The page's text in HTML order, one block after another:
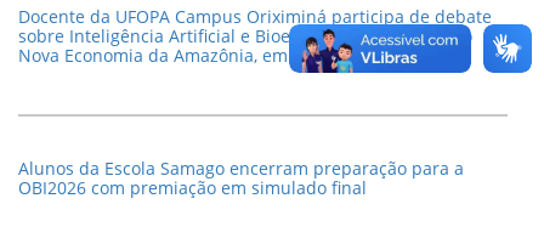
Docente da UFOPA Campus Oriximiná participa de debate
sobre Inteligência Artificial e Bioeconomia no Seminário
Nova Economia da Amazônia, em Belém
Alunos da Escola Samago encerram preparação para a
OBI2026 com premiação em simulado final